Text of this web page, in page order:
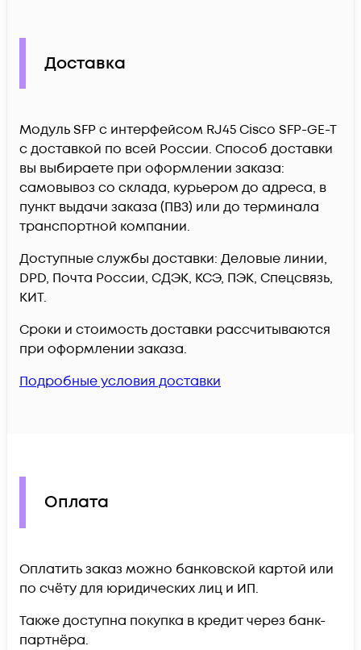
Доставка
Модуль SFP с интерфейсом RJ45 Cisco SFP-GE-T
c доставкой по всей России. Способ доставки
вы выбираете при оформлении заказа:
самовывоз со склада, курьером до адреса, в
пункт выдачи заказа (ПВЗ) или до терминала
транспортной компании.
Доступные службы доставки: Деловые линии,
DPD, Почта России, СДЭК, КСЭ, ПЭК, Спецсвязь,
КИТ.
Сроки и стоимость доставки рассчитываются
при оформлении заказа.
Подробные условия доставки
Оплата
Оплатить заказ можно банковской картой или
по счёту для юридических лиц и ИП.
Также доступна покупка в кредит через банк-
партнёра.